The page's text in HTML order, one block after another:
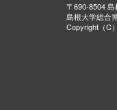
〒690-8504
島根大学総合
Copyright（C